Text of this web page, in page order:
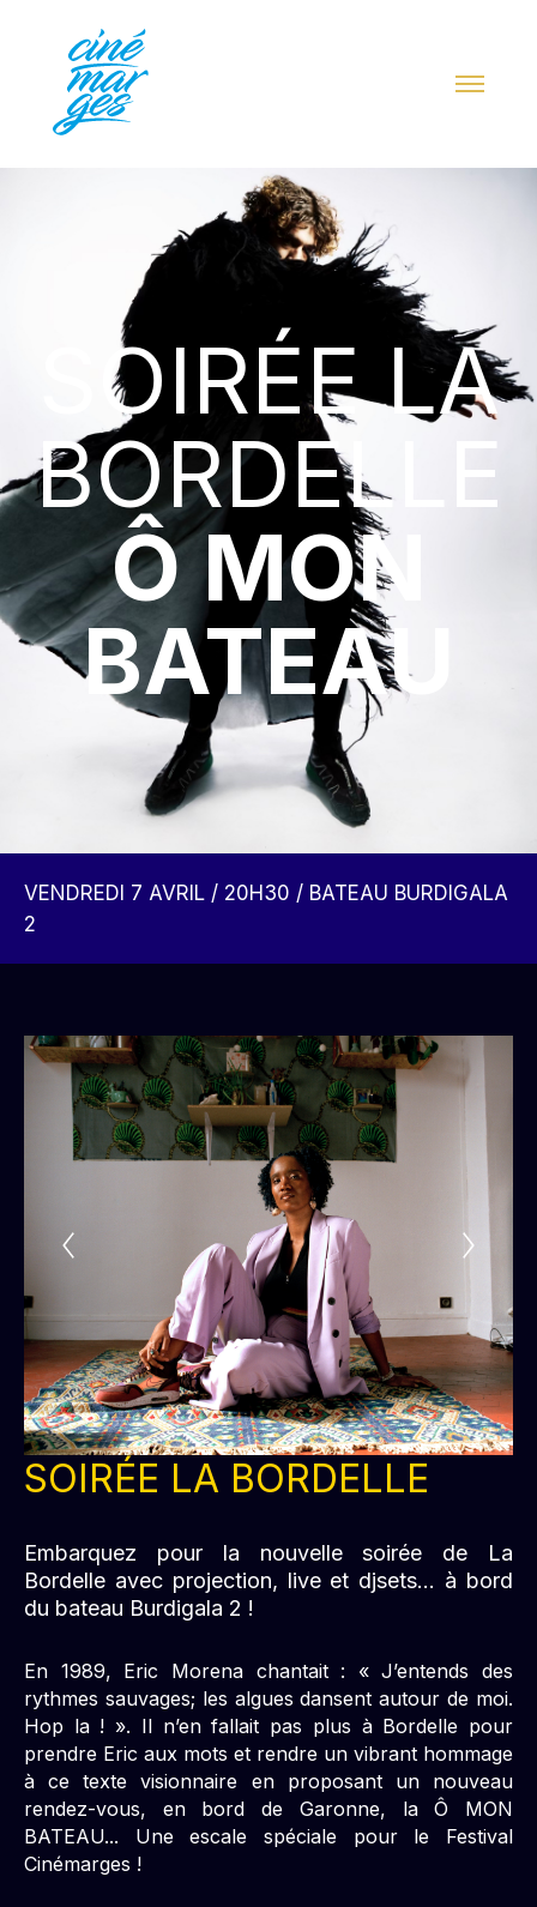
SOIRÉE LA
BORDELLE
Ô MON
BATEAU
VENDREDI 7 AVRIL / 20H30 / BATEAU BURDIGALA
2
SOIRÉE LA BORDELLE
Embarquez pour la nouvelle soirée de La
du bateau Burdigala 2 !
En 1989, Eric Morena chantait : « J’entends des
rythmes sauvages; les algues dansent autour de moi.
Hop la ! ». Il n’en fallait pas plus à Bordelle pour
prendre Eric aux mots et rendre un vibrant hommage
à ce texte visionnaire en proposant un nouveau
rendez-vous, en bord de Garonne, la Ô MON